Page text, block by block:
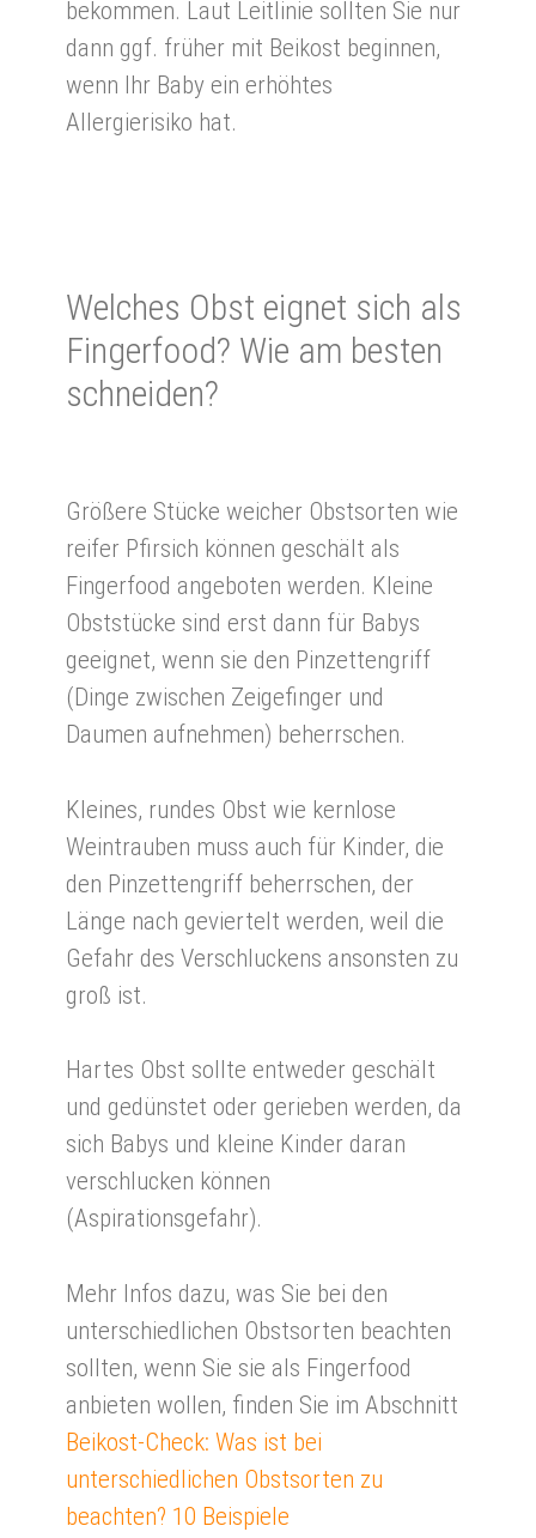
bekommen. Laut Leitlinie sollten Sie nur
dann ggf. früher mit Beikost beginnen,
wenn Ihr Baby ein erhöhtes
Allergierisiko hat.
Wel­ches Obst eignet sich als
Fin­ger­food? Wie am besten
schnei­den?
Größere Stücke weicher Obstsorten wie
reifer Pfirsich können geschält als
Fingerfood angeboten werden. Kleine
Obststücke sind erst dann für Babys
geeignet, wenn sie den Pinzettengriff
(Dinge zwischen Zeigefinger und
Daumen aufnehmen) beherrschen.
Kleines, rundes Obst wie kernlose
Weintrauben muss auch für Kinder, die
den Pinzettengriff beherrschen, der
Länge nach geviertelt werden, weil die
Gefahr des Verschluckens ansonsten zu
groß ist.
Hartes Obst sollte entweder geschält
und gedünstet oder gerieben werden, da
sich Babys und kleine Kinder daran
verschlucken können
(Aspirationsgefahr).
Mehr Infos dazu, was Sie bei den
unterschiedlichen Obstsorten beachten
sollten, wenn Sie sie als Fingerfood
anbieten wollen, finden Sie im Abschnitt
Beikost-Check: Was ist bei
unterschiedlichen Obstsorten zu
beachten? 10 Beispiele